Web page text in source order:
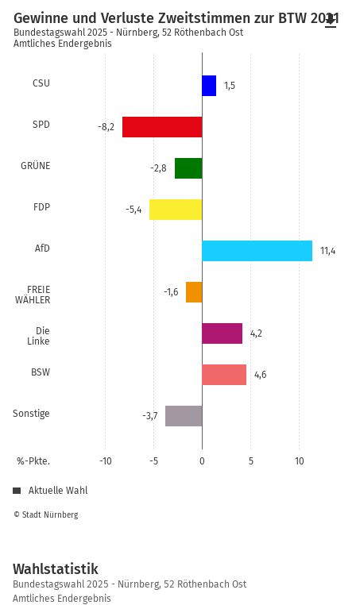
CSU
SPD
GRÜNE
FDP
AfD
FREIE
WÄHLER
Die
Linke
BSW
Sonstige
-10 -5 0 5 10
%-Pkte.
1,5
-8,2
-2,8
-5,4
11,4
-1,6
4,2
4,6
-3,7
© Stadt Nürnberg
Gewinne und Verluste Zweitstimmen zur BTW 2021
Bundestagswahl 2025 - Nürnberg, 52 Röthenbach Ost
Amtliches Endergebnis
Aktuelle Wahl
file_download
Wahlstatistik
Wahlstatistik
Bundestagswahl 2025 - Nürnberg, 52 Röthenbach Ost
Amtliches Endergebnis